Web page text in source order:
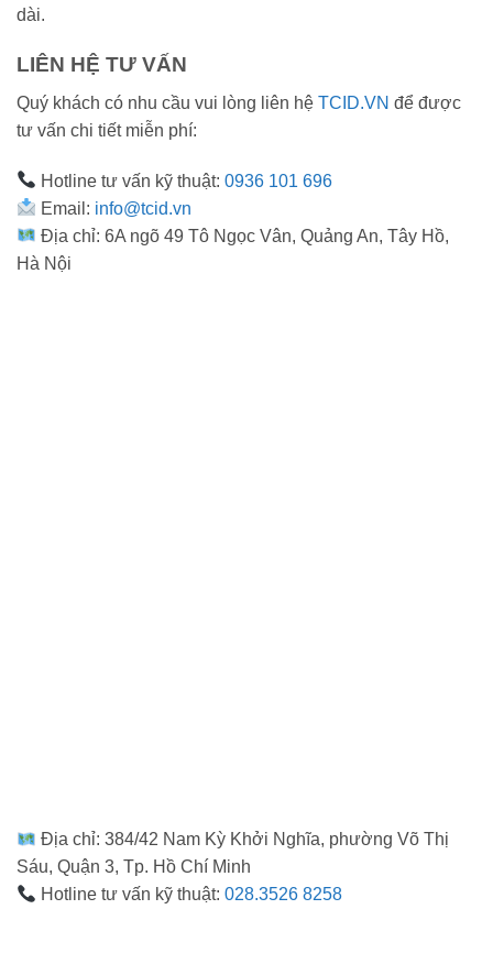
dài.
LIÊN HỆ TƯ VẤN
Quý khách có nhu cầu vui lòng liên hệ TCID.VN để được
tư vấn chi tiết miễn phí:
Hotline tư vấn kỹ thuật:0936 101 696
Email: info@tcid.vn
Địa chỉ: 6A ngõ 49 Tô Ngọc Vân, Quảng An, Tây Hồ,
Hà Nội
Địa chỉ: 384/42 Nam Kỳ Khởi Nghĩa, phường Võ Thị
Sáu, Quận 3, Tp. Hồ Chí Minh
Hotline tư vấn kỹ thuật:028.3526 8258